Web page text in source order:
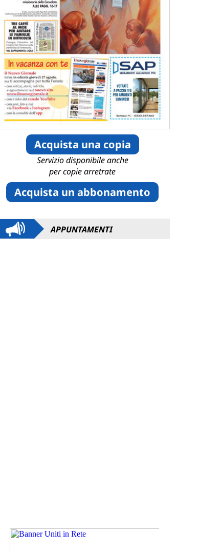
Acquista una copia
Servizio disponibile anche
per copie arretrate
Acquista un abbonamento
APPUNTAMENTI